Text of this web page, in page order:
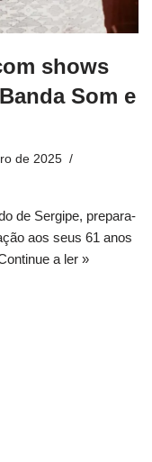
shows
Som e
de 2025
de Sergipe, prepara-
aos seus 61 anos
a ler »